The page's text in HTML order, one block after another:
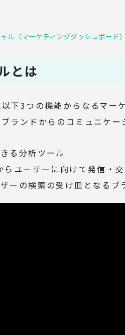
ル（マーケティングダッシュボード）
とは
下3つの機能からなるマー
ランドからのコミュニケー
る分析ツール
らユーザーに向けて発信・
ーの検索の受け皿となるブ